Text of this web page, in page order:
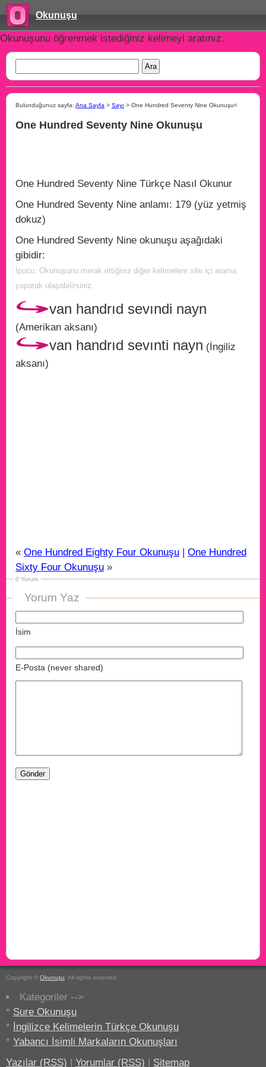
Okunuşu
Okunuşunu öğrenmek istediğiniz kelimeyi aratınız.
Bulunduğunuz sayfa: Ana Sayfa > Sayı > One Hundred Seventy Nine Okunuşu<
One Hundred Seventy Nine Okunuşu
One Hundred Seventy Nine Türkçe Nasıl Okunur
One Hundred Seventy Nine anlamı: 179 (yüz yetmiş
dokuz)
One Hundred Seventy Nine okunuşu aşağıdaki
gibidir:
İpucu: Okunuşunu merak ettiğiniz diğer kelimelere site içi arama
yaparak ulaşabilirsiniz.
van handrıd sevındi nayn
(Amerikan aksanı)
van handrıd sevınti nayn (İngiliz
aksanı)
« One Hundred Eighty Four Okunuşu | One Hundred
Sixty Four Okunuşu »
0 Yorum
Yorum Yaz
İsim
E-Posta (never shared)
Copyright © Okunuşu . All rights reserved.
Kategoriler -->
* Sure Okunuşu
* İngilizce Kelimelerin Türkçe Okunuşu
* Yabancı İsimli Markaların Okunuşları
Yazılar (RSS) | Yorumlar (RSS) | Sitemap